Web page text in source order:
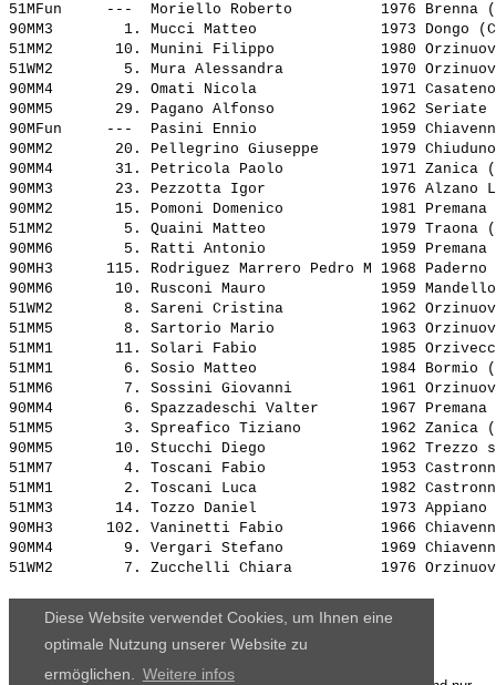
Diese Website verwendet Cookies, um Ihnen eine
optimale Nutzung unserer Website zu
ermöglichen.
Weitere infos
51MFun     --- Moriello Roberto
1976
90MM3        1. Mucci Matteo
1973
51MM2       10. Munini Filippo
1980
51WM2        5. Mura Alessandra
1970
90MM4       29. Omati Nicola
1971
90MM5       29. Pagano Alfonso
1962
90MFun     --- Pasini Ennio
1959
90MM2       20. Pellegrino Giuseppe
1979
90MM4       31. Petricola Paolo
1971
90MM3       23. Pezzotta Igor
1976
90MM2       15. Pomoni Domenico
1981
51MM2        5. Quaini Matteo
1979
90MM6        5. Ratti Antonio
1959
90MH3      115. Rodriguez Marrero Pedro M 1968
90MM6       10. Rusconi Mauro
1959
51WM2        8. Sareni Cristina
1962
51MM5        8. Sartorio Mario
1963
51MM1       11. Solari Fabio
1985
51MM1        6. Sosio Matteo
1984
51MM6        7. Sossini Giovanni
1961
90MM4        6. Spazzadeschi Valter
1967
51MM5        3. Spreafico Tiziano
1962
90MM5       10. Stucchi Diego
1962
51MM7        4. Toscani Fabio
1953
51MM1        2. Toscani Luca
1982
51MM3       14. Tozzo Daniel
1973
90MH3      102. Vaninetti Fabio
1966
90MM4        9. Vergari Stefano
1969
51WM2        7. Zucchelli Chiara 1976